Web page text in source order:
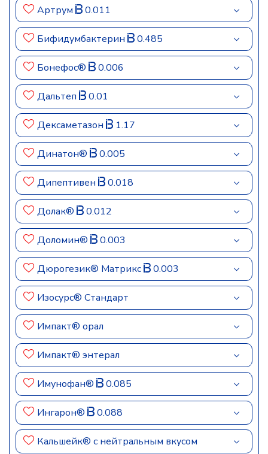
Артрум 0.011
Бифидумбактерин 0.485
Бонефос® 0.006
Дальтеп 0.01
Дексаметазон 1.17
Динатон® 0.005
Дипептивен 0.018
Долак® 0.012
Доломин® 0.003
Дюрогезик® Матрикс 0.003
Изосурс® Стандарт
Импакт® орал
Импакт® энтерал
Имунофан® 0.085
Ингарон® 0.088
Кальшейк® с нейтральным вкусом